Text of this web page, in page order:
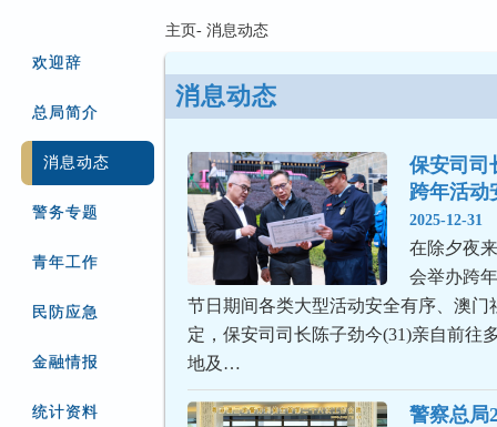
欢迎辞
总局简介
消息动态
警务专题
青年工作
民防应急
金融情报
统计资料
主页- 消息动态
消息动态
保安司司
跨年活动
2025-12-31
在除夕夜
会举办跨
节日期间各类大型活动安全有序、澳门
定，保安司司长陈子劲今(31)亲自前往
地及…
警察总局